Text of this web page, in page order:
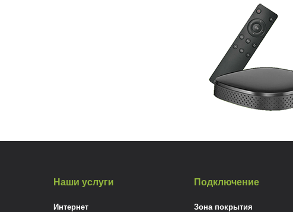
Наши услуги
Интернет
Подключение
Зона покрытия